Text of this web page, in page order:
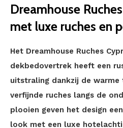
Dreamhouse
met luxe ruches en
Het Dreamhouse Ruches
dekbedovertrek heeft een
uitstraling dankzij de
verfijnde ruches langs de
plooien geven het design
look met een luxe